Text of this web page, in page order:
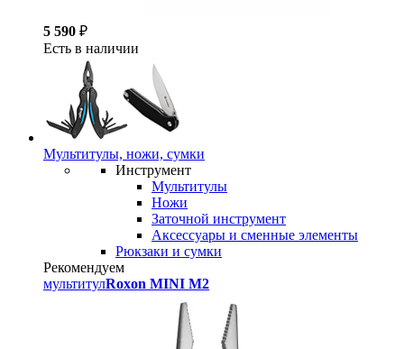
5 590 ₽
Есть в наличии
Мультитулы, ножи, сумки
Инструмент
Мультитулы
Ножи
Заточной инструмент
Аксессуары и сменные элементы
Рюкзаки и сумки
Рекомендуем
мультитулRoxon MINI M2